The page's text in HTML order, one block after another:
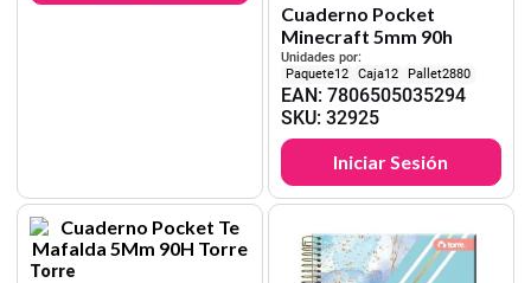
Cuaderno Pocket
Minecraft 5mm 90h
Unidades por:
12
12 2880
EAN: 7806505035294
SKU: 32925
Iniciar Sesión
Torre